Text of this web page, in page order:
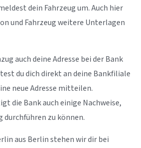
dein Fahrzeug um. Auch hier
und Fahrzeug weitere Unterlagen
auch deine Adresse bei der Bank
du dich direkt an deine Bankfiliale
neue Adresse mitteilen.
die Bank auch einige Nachweise,
durchführen zu können.
aus Berlin stehen wir dir bei